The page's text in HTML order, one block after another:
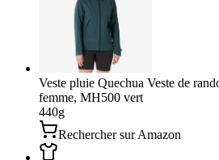
Veste pluie Quechua Veste de
femme, MH500 vert
440g
Rechercher sur Amazon